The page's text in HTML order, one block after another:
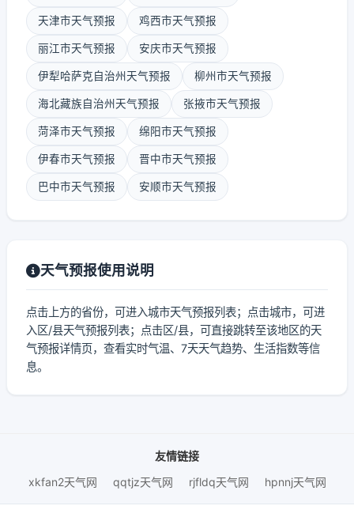
天津市天气预报 鸡西市天气预报
丽江市天气预报 安庆市天气预报
伊犁哈萨克自治州天气预报 柳州市天气预报
海北藏族自治州天气预报 张掖市天气预报
菏泽市天气预报 绵阳市天气预报
伊春市天气预报 晋中市天气预报
巴中市天气预报 安顺市天气预报
天气预报使用说明
点击上方的省份，可进入城市天气预报列表；点击城市，可进
入区/县天气预报列表；点击区/县，可直接跳转至该地区的天
气预报详情页，查看实时气温、7天天气趋势、生活指数等信
息。
友情链接
xkfan2天气网
qqtjz天气网 rjfldq天气网 hpnnj天气网